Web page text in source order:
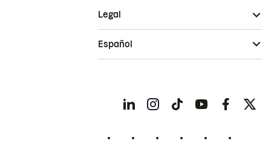
Legal
Español